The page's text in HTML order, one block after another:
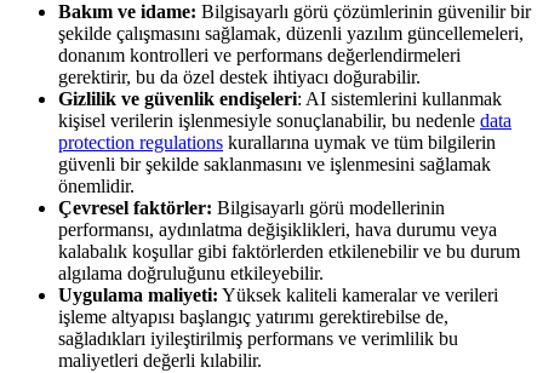
Bakım ve idame: Bilgisayarlı görü çözümlerinin güvenilir bir
şekilde çalışmasını sağlamak, düzenli yazılım güncellemeleri,
donanım kontrolleri ve performans değerlendirmeleri
gerektirir, bu da özel destek ihtiyacı doğurabilir.
Gizlilik ve güvenlik endişeleri: AI sistemlerini kullanmak
kişisel verilerin işlenmesiyle sonuçlanabilir, bu nedenle data
protection regulations kurallarına uymak ve tüm bilgilerin
güvenli bir şekilde saklanmasını ve işlenmesini sağlamak
önemlidir.
Çevresel faktörler: Bilgisayarlı görü modellerinin
performansı, aydınlatma değişiklikleri, hava durumu veya
kalabalık koşullar gibi faktörlerden etkilenebilir ve bu durum
algılama doğruluğunu etkileyebilir.
Uygulama maliyeti: Yüksek kaliteli kameralar ve verileri
işleme altyapısı başlangıç yatırımı gerektirebilse de,
sağladıkları iyileştirilmiş performans ve verimlilik bu
maliyetleri değerli kılabilir.